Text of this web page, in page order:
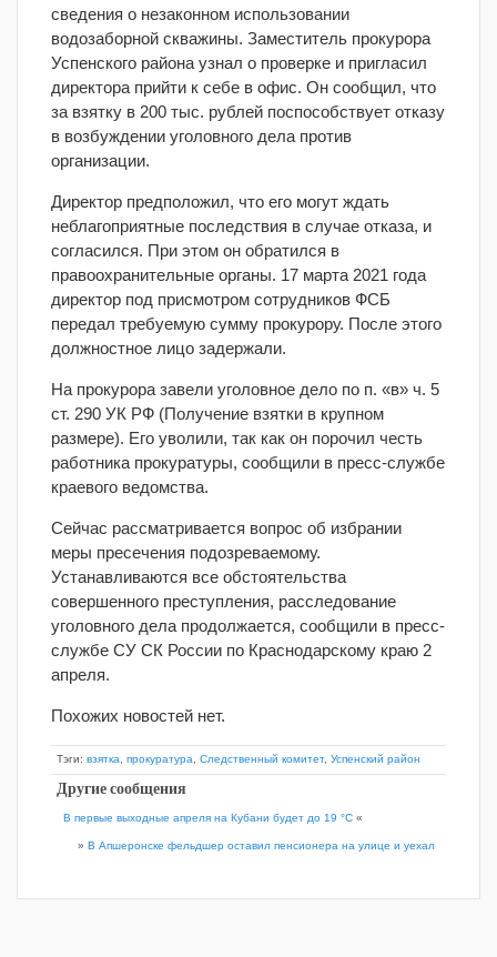
сведения о незаконном использовании
водозаборной скважины. Заместитель прокурора
Успенского района узнал о проверке и пригласил
директора прийти к себе в офис. Он сообщил, что
за взятку в 200 тыс. рублей поспособствует отказу
в возбуждении уголовного дела против
организации.
Директор предположил, что его могут ждать
неблагоприятные последствия в случае отказа, и
согласился. При этом он обратился в
правоохранительные органы. 17 марта 2021 года
директор под присмотром сотрудников ФСБ
передал требуемую сумму прокурору. После этого
должностное лицо задержали.
На прокурора завели уголовное дело по п. «в» ч. 5
ст. 290 УК РФ (Получение взятки в крупном
размере). Его уволили, так как он порочил честь
работника прокуратуры, сообщили в пресс-службе
краевого ведомства.
Сейчас рассматривается вопрос об избрании
меры пресечения подозреваемому.
Устанавливаются все обстоятельства
совершенного преступления, расследование
уголовного дела продолжается, сообщили в пресс-
службе СУ СК России по Краснодарскому краю 2
апреля.
Похожих новостей нет.
Тэги: взятка прокуратура Следственный комитет, Успенский район
Другие сообщения
В первые выходные апреля на Кубани будет до 19 °С «
» В Апшеронске фельдшер оставил пенсионера на улице и уехал